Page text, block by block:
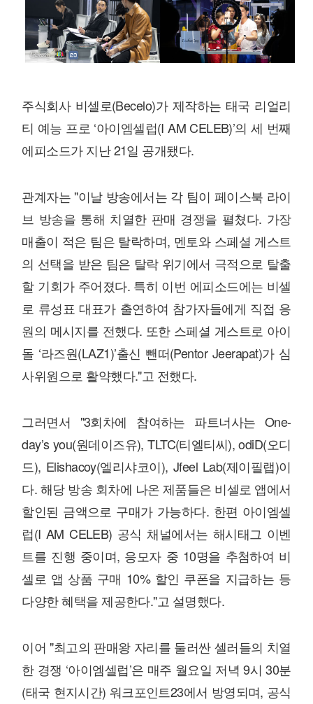
주식회사 비셀로(Becelo)가 제작하는 태국 리얼리
티 예능 프로 ‘아이엠셀럽(I AM CELEB)’의 세 번째
에피소드가 지난 21일 공개됐다.
관계자는 "이날 방송에서는 각 팀이 페이스북 라이
브 방송을 통해 치열한 판매 경쟁을 펼쳤다. 가장
매출이 적은 팀은 탈락하며, 멘토와 스페셜 게스트
의 선택을 받은 팀은 탈락 위기에서 극적으로 탈출
할 기회가 주어졌다. 특히 이번 에피소드에는 비셀
로 류성표 대표가 출연하여 참가자들에게 직접 응
원의 메시지를 전했다. 또한 스페셜 게스트로 아이
돌 ‘라즈원(LAZ1)’출신 뺀떠(Pentor Jeerapat)가 심
사위원으로 활약했다."고 전했다.
그러면서 "3회차에 참여하는 파트너사는 One-
day’s you(원데이즈유), TLTC(티엘티씨), odiD(오디
드), Elishacoy(엘리샤코이), Jfeel Lab(제이필랩)이
다. 해당 방송 회차에 나온 제품들은 비셀로 앱에서
할인된 금액으로 구매가 가능하다. 한편 아이엠셀
럽(I AM CELEB) 공식 채널에서는 해시태그 이벤
트를 진행 중이며, 응모자 중 10명을 추첨하여 비
셀로 앱 상품 구매 10% 할인 쿠폰을 지급하는 등
다양한 혜택을 제공한다."고 설명했다.
이어 "최고의 판매왕 자리를 둘러싼 셀러들의 치열
한 경쟁 ‘아이엠셀럽’은 매주 월요일 저녁 9시 30분
(태국 현지시간) 워크포인트23에서 방영되며, 공식